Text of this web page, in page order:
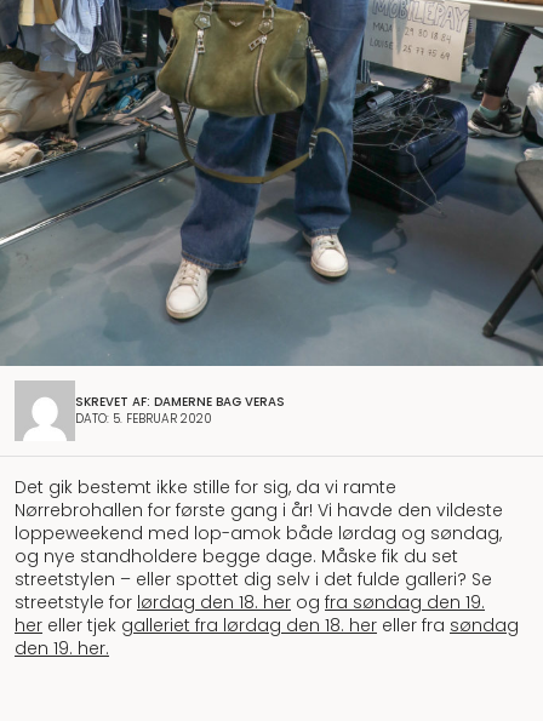
SKREVET AF: DAMERNE BAG VERAS
DATO: 5. FEBRUAR 2020
Det gik bestemt ikke stille for sig, da vi ramte
Nørrebrohallen for første gang i år! Vi havde den vildeste
loppeweekend med lop-amok både lørdag og søndag,
og nye standholdere begge dage. Måske fik du set
streetstylen – eller spottet dig selv i det fulde galleri? Se
streetstyle for lørdag den 18. her og fra søndag den 19.
her eller tjek galleriet fra lørdag den 18. her eller fra søndag
den 19. her.